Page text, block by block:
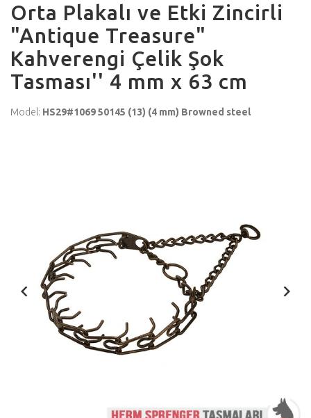
Orta Plakalı ve Etki Zincirli
"Antique Treasure"
Kahverengi Çelik Şok
Tasması'' 4 mm x 63 cm
Model: HS29#1069 50145 (13) (4 mm) Browned steel